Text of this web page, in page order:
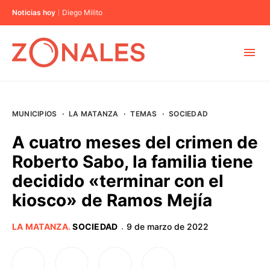
Noticias hoy Diego Milito
BUENOS AIRES
PROVINCIAS
MUNICIPIOS · LA MATANZA · TEMAS · SOCIEDAD
A cuatro meses del crimen de
Roberto Sabo, la familia tiene
decidido «terminar con el
kiosco» de Ramos Mejía
LA MATANZA.SOCIEDAD · 9 de marzo de 2022